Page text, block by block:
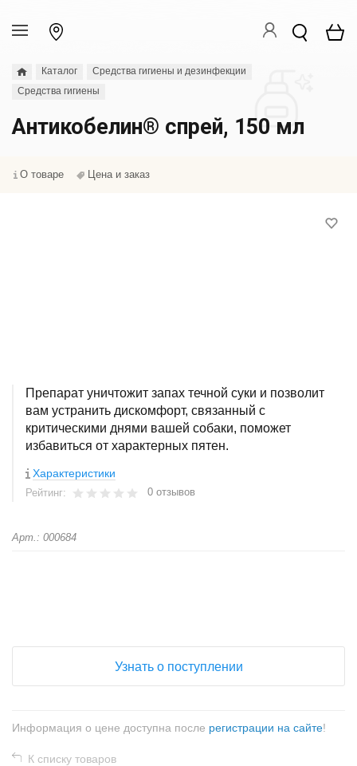
Каталог
Средства гигиены и дезинфекции
Средства гигиены
Антикобелин® спрей, 150 мл
О товаре Цена и заказ
Препарат уничтожит запах течной суки и позволит
вам устранить дискомфорт, связанный с
критическими днями вашей собаки, поможет
избавиться от характерных пятен.
Характеристики
Рейтинг: 0 отзывов
Арт.: 000684
Узнать о поступлении
Информация о цене доступна после регистрации на сайте!
К списку товаров